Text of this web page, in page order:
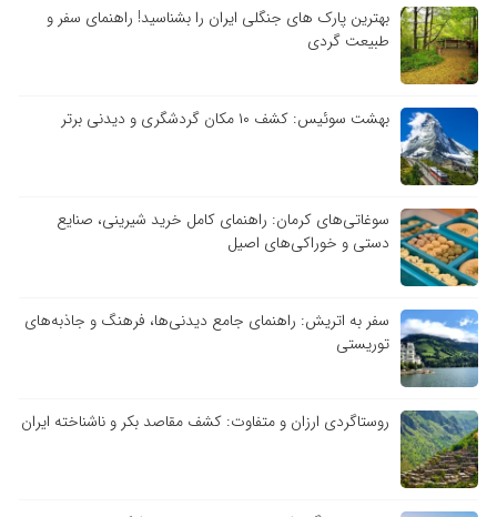
بهترین پارک های جنگلی ایران را بشناسید! راهنمای سفر و
طبیعت گردی
بهشت سوئیس: کشف ۱۰ مکان گردشگری و دیدنی برتر
سوغاتی‌های کرمان: راهنمای کامل خرید شیرینی، صنایع
دستی و خوراکی‌های اصیل
سفر به اتریش: راهنمای جامع دیدنی‌ها، فرهنگ و جاذبه‌های
توریستی
روستاگردی ارزان و متفاوت: کشف مقاصد بکر و ناشناخته ایران